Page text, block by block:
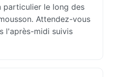
particulier le long des
Attendez-vous
l'après-midi suivis